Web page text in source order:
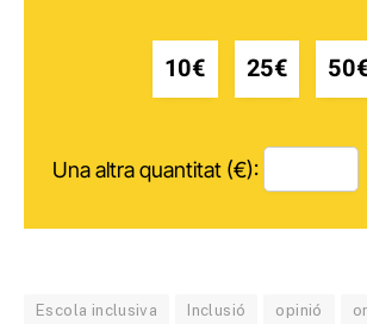
10€ 25€
Una altra quantitat (€):
Escola inclusiva Inclusió opinió